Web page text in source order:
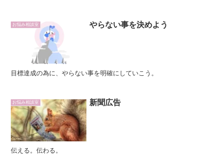
お悩み相談室 やらない事を決めよう
目標達成の為に、やらない事を明確にしていこう。
お悩み相談室 新聞広告
伝える。伝わる。